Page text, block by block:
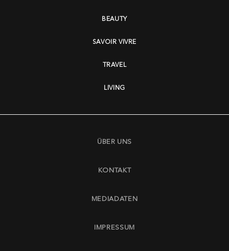
BEAUTY
SAVOIR VIVRE
TRAVEL
LIVING
ÜBER UNS
KONTAKT
MEDIADATEN
IMPRESSUM